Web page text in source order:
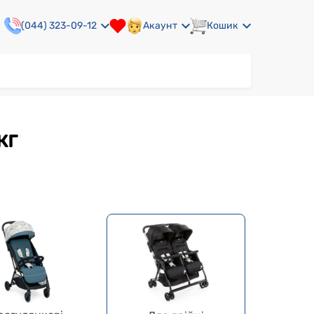
(044) 323-09-12 Акаунт Кошик